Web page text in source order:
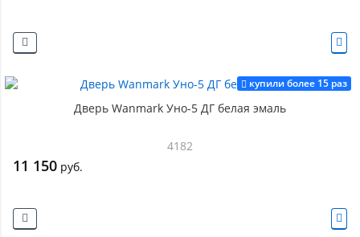
купили более 15 раз
Дверь Wanmark Уно-5 ДГ белая эмаль
4182
11 150 руб.